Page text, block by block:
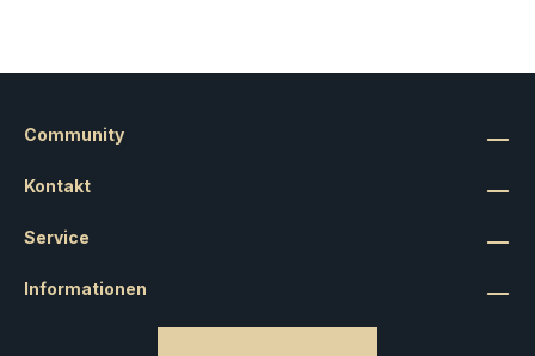
Kontakt
Service
Informationen
Community